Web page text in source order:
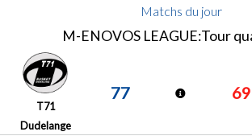
Matchs du jour
M-ENOVOS LEAGUE:Tour
T71
Dudelange
77 69